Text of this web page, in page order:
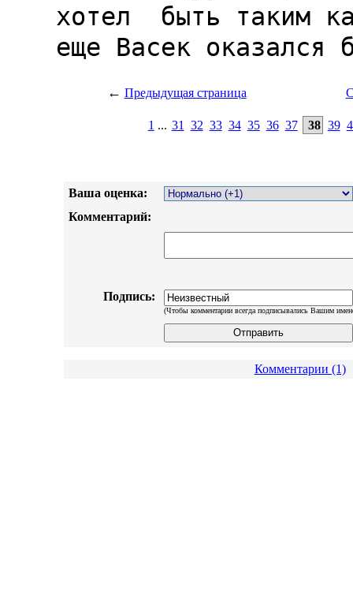
← Предыдущая страница
1 ... 31 32 33 34 35 36 37 38 39
Ваша оценка:
Комментарий:
Подпись:
(Чтобы комментарии всегда подписывались Вашим
Комментарии (1)